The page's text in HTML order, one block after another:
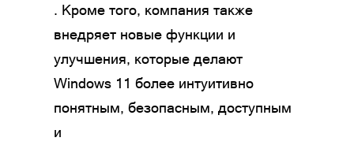
. Кроме того, компания также
внедряет новые функции и
улучшения, которые делают
Windows 11 более интуитивно
понятным, безопасным, доступным
и